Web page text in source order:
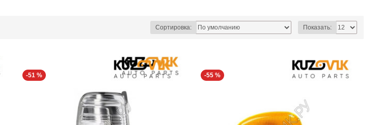
Сортировка: Показать:
-51 % -55 %